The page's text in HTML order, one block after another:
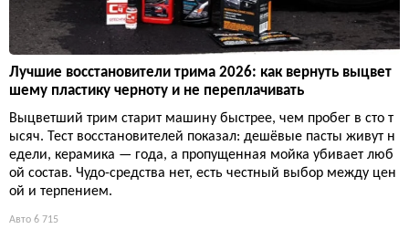
Лучшие восстановители трима 2026: как вернуть выцвет
шему пластику черноту и не переплачивать
Выцветший трим старит машину быстрее, чем пробег в сто т
ысяч. Тест восстановителей показал: дешёвые пасты живут н
едели, керамика — года, а пропущенная мойка убивает люб
ой состав. Чудо-средства нет, есть честный выбор между цен
ой и терпением.
Авто 6 715